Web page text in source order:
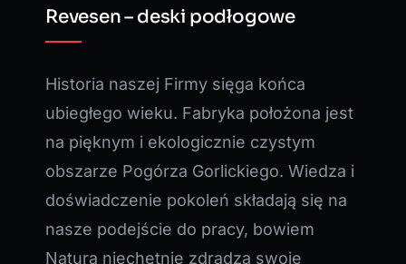
Revesen – deski podłogowe
Historia naszej Firmy sięga końca
ubiegłego wieku. Fabryka położona jest
na pięknym i ekologicznie czystym
obszarze Pogórza Gorlickiego. Wiedza i
doświadczenie pokoleń składają się na
nasze podejście do pracy, bowiem
Natura niechętnie zdradza swoje